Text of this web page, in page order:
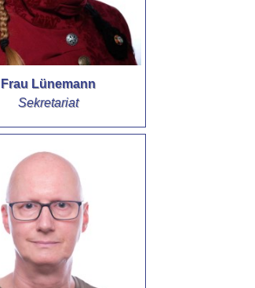
Frau Lünemann
Sekretariat